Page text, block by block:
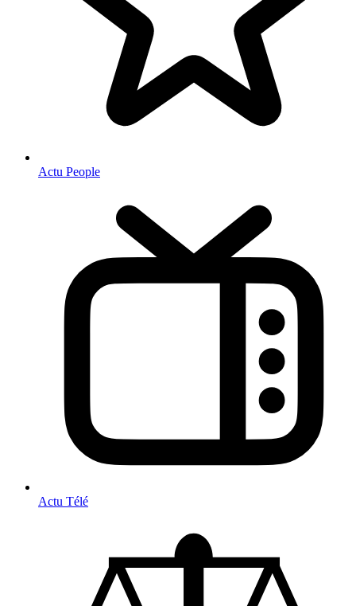
Actu People
Actu Télé